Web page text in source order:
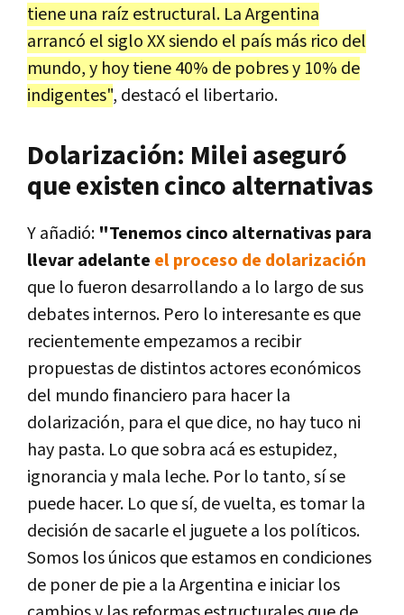
tiene una raíz estructural. La Argentina
arrancó el siglo XX siendo el país más rico del
mundo, y hoy tiene 40% de pobres y 10% de
indigentes", destacó el libertario.
Dolarización: Milei aseguró
que existen cinco alternativas
Y añadió: "Tenemos cinco alternativas para
llevar adelante el proceso de dolarización
que lo fueron desarrollando a lo largo de sus
debates internos. Pero lo interesante es que
recientemente empezamos a recibir
propuestas de distintos actores económicos
del mundo financiero para hacer la
dolarización, para el que dice, no hay tuco ni
hay pasta. Lo que sobra acá es estupidez,
ignorancia y mala leche. Por lo tanto, sí se
puede hacer. Lo que sí, de vuelta, es tomar la
decisión de sacarle el juguete a los políticos.
Somos los únicos que estamos en condiciones
de poner de pie a la Argentina e iniciar los